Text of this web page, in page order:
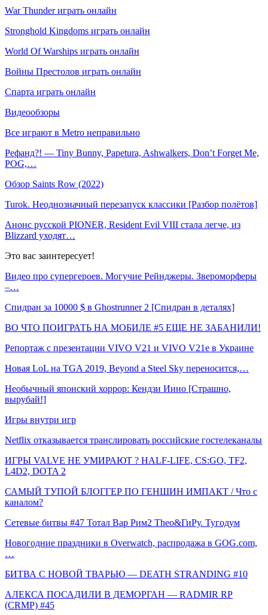
War Thunder играть онлайн
Stronghold Kingdoms играть онлайн
World Of Warships играть онлайн
Войны Престолов играть онлайн
Спарта играть онлайн
Видеообзоры
Все играют в Metro неправильно
Рефанд?! — Tiny Bunny, Papetura, Ashwalkers, Don’t Forget Me,
POG,…
Обзор Saints Row (2022)
Turok. Неоднозначный перезапуск классики [Разбор полётов]
Анонс русской PIONER, Resident Evil VIII стала легче, из
Blizzard уходят…
Это вас заинтересует!
Видео про супергероев. Могучие Рейнджеры. Звероморферы
–…
Спидран за 10000 $ в Ghostrunner 2 [Спидран в деталях]
ВО ЧТО ПОИГРАТЬ НА МОБИЛЕ #5 ЕЩЕ НЕ ЗАБАНИЛИ!
Репортаж с презентации VIVO V21 и VIVO V21e в Украине
Новая LoL на TGA 2019, Beyond a Steel Sky переносится,…
Необычный японский хоррор: Кендзи Иино [Страшно,
вырубай!]
Игры внутри игр
Netflix отказывается транслировать российские гостелеканалы
ИГРЫ VALVE НЕ УМИРАЮТ ? HALF-LIFE, CS:GO, TF2,
L4D2, DOTA 2
САМЫЙ ТУПОЙ БЛОГГЕР ПО ГЕНШИН ИМПАКТ / Что с
каналом?
Сетевые битвы #47 Тотал Вар Рим2 Тheo&ГиРу. Тугодум
Новогодние праздники в Overwatch, распродажа в GOG.com,
…
БИТВА С НОВОЙ ТВАРЬЮ — DEATH STRANDING #10
АЛЕКСА ПОСАДИЛИ В ДЕМОРГАН — RADMIR RP
(CRMP) #45